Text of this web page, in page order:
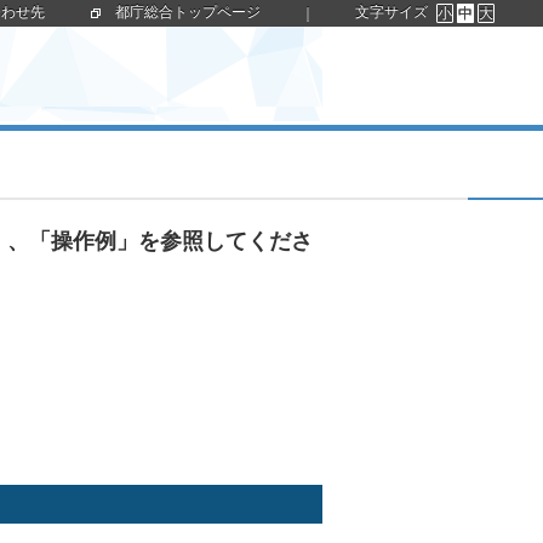
せ先 都庁総合トップページ ｜ 文字サイズ 小 中 大
「操作例」を参照してくださ